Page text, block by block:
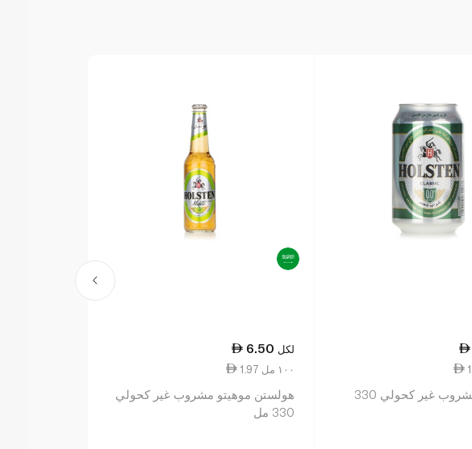
هولستن مشروب غير كحولي 330
6.50 لكل
1.97 ١٠٠ مل
هولستن موهيتو مشروب غير كحولي
330 مل